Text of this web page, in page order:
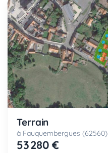
Terrain
à Fauquembergues (62560)
53 280 €